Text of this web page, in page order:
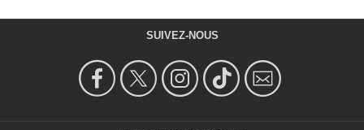
SUIVEZ-NOUS